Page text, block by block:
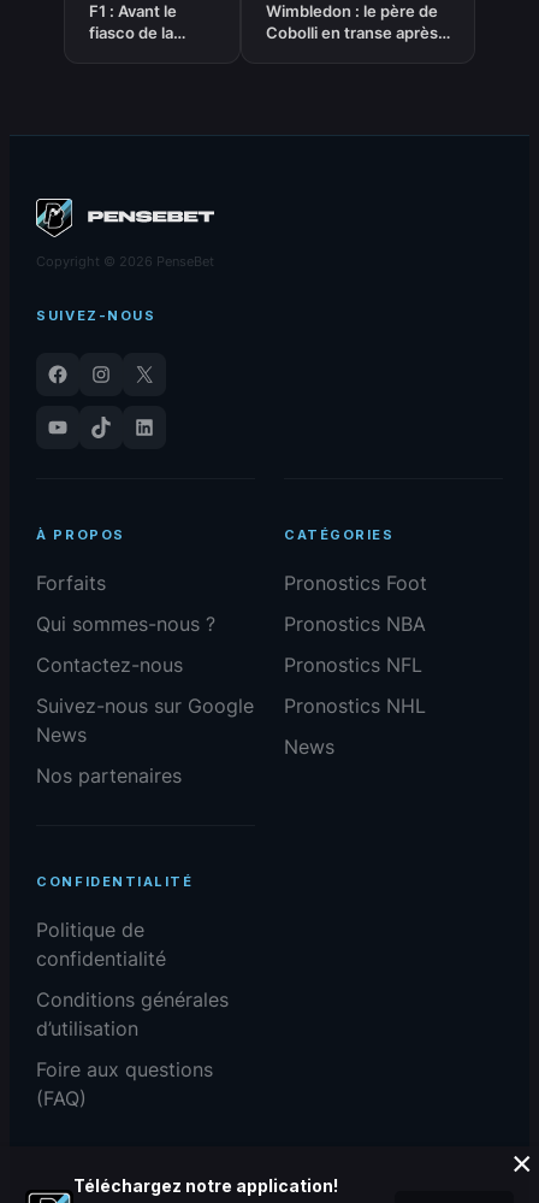
F1 : Avant le
fiasco de la
Wimbledon : le père de
Cobolli en transe après
Copyright © 2026 PenseBet
SUIVEZ-NOUS
Facebook Instagram
X
YouTube
TikTok LinkedIn
À PROPOS
Forfaits
Qui sommes-nous ?
Contactez-nous
Suivez-nous sur Google
News
Nos partenaires
CATÉGORIES
Pronostics Foot
Pronostics NBA
Pronostics NFL
Pronostics NHL
News
CONFIDENTIALITÉ
Politique de
confidentialité
Conditions générales
d’utilisation
Foire aux questions
(FAQ)
Téléchargez notre application!
×